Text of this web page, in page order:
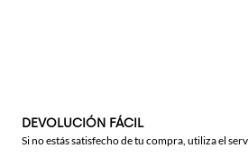
DEVOLUCIÓN FÁCIL
Si no estás satisfecho de tu compra, utiliza el